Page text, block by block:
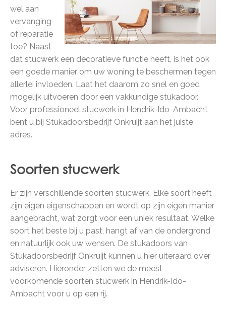
wel aan
vervanging
of reparatie
toe? Naast
dat stucwerk een decoratieve functie heeft, is het ook
een goede manier om uw woning te beschermen tegen
allerlei invloeden. Laat het daarom zo snel en goed
mogelijk uitvoeren door een vakkundige stukadoor.
Voor professioneel stucwerk in Hendrik-Ido-Ambacht
bent u bij Stukadoorsbedrijf Onkruijt aan het juiste
adres.
Soorten stucwerk
Er zijn verschillende soorten stucwerk. Elke soort heeft
zijn eigen eigenschappen en wordt op zijn eigen manier
aangebracht, wat zorgt voor een uniek resultaat. Welke
soort het beste bij u past, hangt af van de ondergrond
en natuurlijk ook uw wensen. De stukadoors van
Stukadoorsbedrijf Onkruijt kunnen u hier uiteraard over
adviseren. Hieronder zetten we de meest
voorkomende soorten stucwerk in Hendrik-Ido-
Ambacht voor u op een rij.